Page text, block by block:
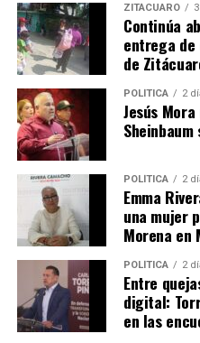
Relacionado
Daniela De Los Santos
Torres y el Arzobispo de
Morelia, Carlos Garfias
Merlos en Diálogo para la
Paz en Michoacán
En "Congreso"
ZITÁCUARO
Continúa
entrega de
de
POLÍTICA 2
Jesús
POLÍTICA 2
Emma
una mujer
Morena en
POLÍTICA 2
Entre
digital:
en las